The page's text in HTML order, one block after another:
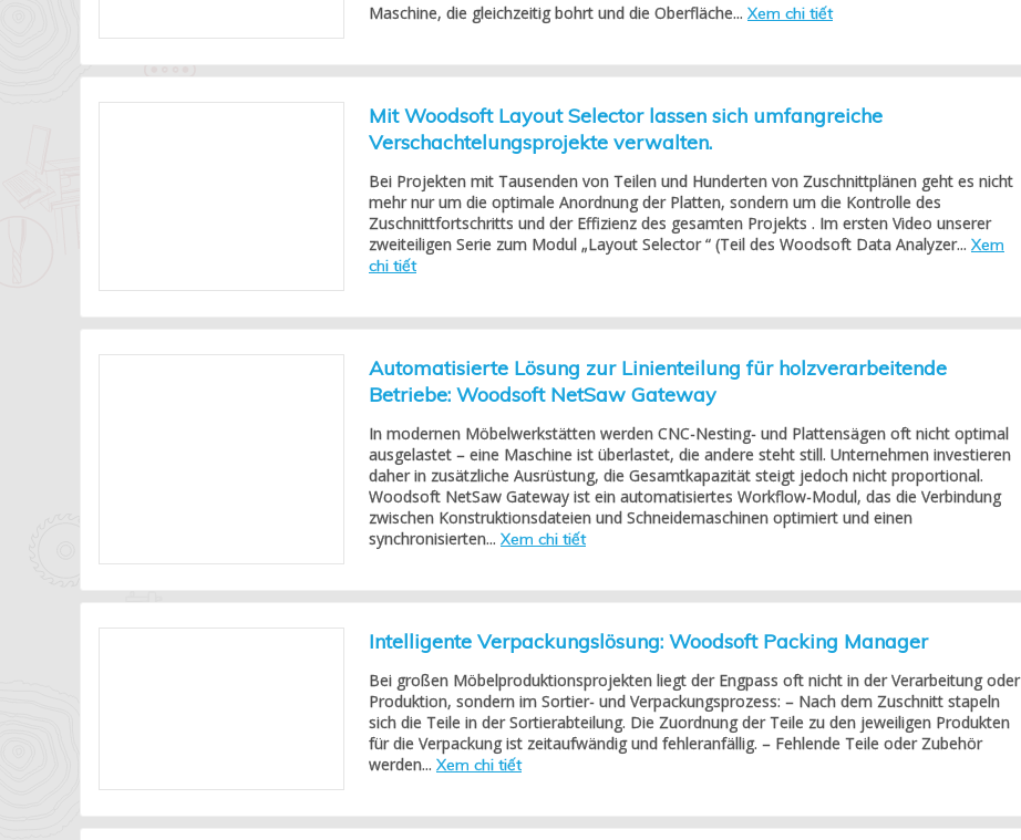
Maschine, die gleichzeitig bohrt und die Oberfläche... Xem chi tiết
Mit Woodsoft Layout Selector lassen sich umfangreiche
Verschachtelungsprojekte verwalten.
Bei Projekten mit Tausenden von Teilen und Hunderten von Zuschnittplänen geht es nicht
mehr nur um die optimale Anordnung der Platten, sondern um die Kontrolle des
Zuschnittfortschritts und der Effizienz des gesamten Projekts . Im ersten Video unserer
zweiteiligen Serie zum Modul „Layout Selector “ (Teil des Woodsoft Data Analyzer... Xem
chi tiết
Automatisierte Lösung zur Linienteilung für holzverarbeitende
Betriebe: Woodsoft NetSaw Gateway
In modernen Möbelwerkstätten werden CNC-Nesting- und Plattensägen oft nicht optimal
ausgelastet – eine Maschine ist überlastet, die andere steht still. Unternehmen investieren
daher in zusätzliche Ausrüstung, die Gesamtkapazität steigt jedoch nicht proportional.
Woodsoft NetSaw Gateway ist ein automatisiertes Workflow-Modul, das die Verbindung
zwischen Konstruktionsdateien und Schneidemaschinen optimiert und einen
synchronisierten... Xem chi tiết
Intelligente Verpackungslösung: Woodsoft Packing Manager
Bei großen Möbelproduktionsprojekten liegt der Engpass oft nicht in der Verarbeitung oder
Produktion, sondern im Sortier- und Verpackungsprozess: – Nach dem Zuschnitt stapeln
sich die Teile in der Sortierabteilung. Die Zuordnung der Teile zu den jeweiligen Produkten
für die Verpackung ist zeitaufwändig und fehleranfällig. – Fehlende Teile oder Zubehör
werden... Xem chi tiết